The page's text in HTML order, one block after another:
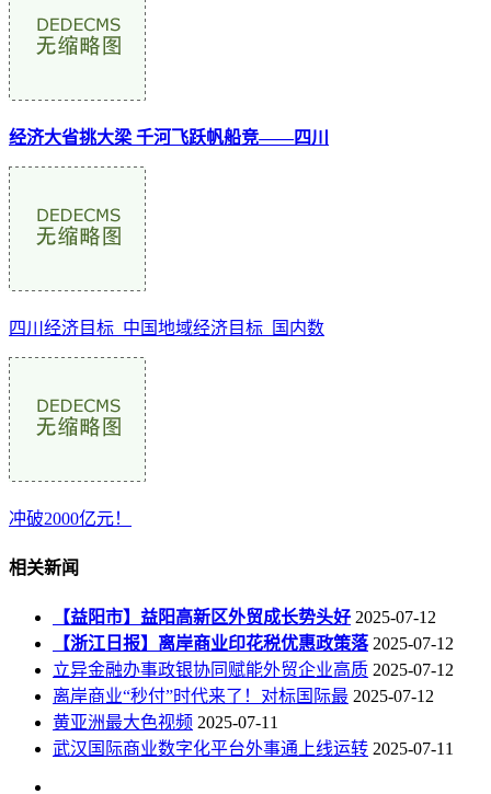
经济大省挑大梁 千河飞跃帆船竞——四川
四川经济目标_中国地域经济目标_国内数
冲破2000亿元！
相关新闻
【益阳市】益阳高新区外贸成长势头好 2025-07-12
【浙江日报】离岸商业印花税优惠政策落 2025-07-12
立异金融办事政银协同赋能外贸企业高质 2025-07-12
离岸商业“秒付”时代来了！对标国际最 2025-07-12
黄亚洲最大色视频 2025-07-11
武汉国际商业数字化平台外事通上线运转 2025-07-11